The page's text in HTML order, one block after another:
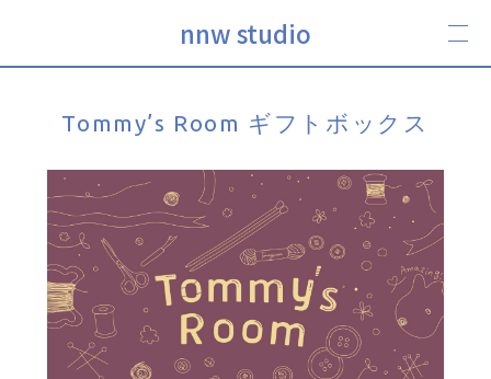
nnw studio
Tommy’s Room ギフトボックス